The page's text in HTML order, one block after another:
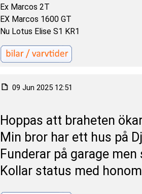
Ex Marcos 2T
EX Marcos 1600 GT
Nu Lotus Elise S1 KR1
09 Jun 2025 12:51
Hoppas att braheten
Min bror har ett hus på
Funderar på garage
Kollar status med